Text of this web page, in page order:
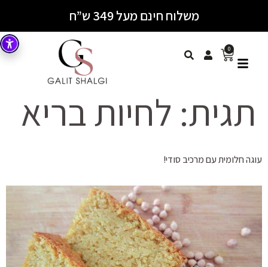
משלוח חינם מעל 349 ש”ח
0
תגית: לחיות בריא
עוגה חלומית עם מרכיב סודי!